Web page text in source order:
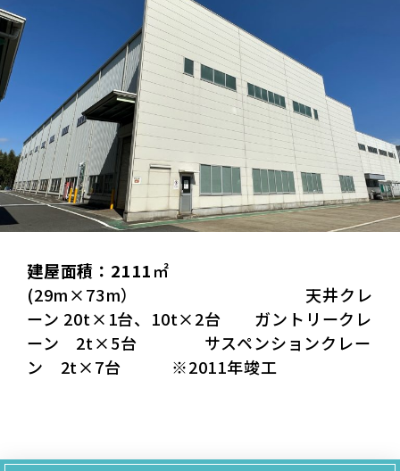
建屋面積：2111㎡
(29m×73m） 天井クレ
ーン 20t×1台、10t×2台 ガントリークレ
ーン 2t×5台 サスペンションクレー
ン 2t×7台 ※2011年竣工